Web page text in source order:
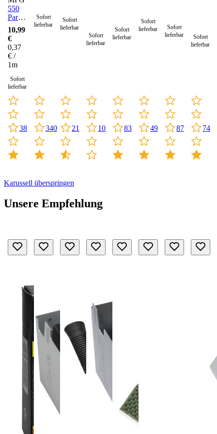
550
Paracord
Seil 4
mm -
30
Meter
10,99
€
0,37
€ /
1m
Sofort
lieferbar
38
Sofort
lieferbar
340
Sofort
lieferbar
21
Sofort
lieferbar
10
Sofort
lieferbar
83
Sofort
lieferbar
49
Sofort
lieferbar
87
Sofort
lieferbar
74
Karussell überspringen
Unsere Empfehlung